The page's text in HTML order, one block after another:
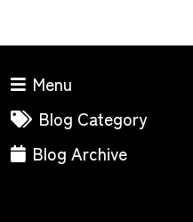
Menu
Blog Category
Blog Archive